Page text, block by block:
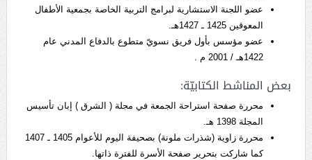
عضو اللجنة الاستشارية لبرامج التربية الخاصة بجمعية الأطفال
المعوقين 1425 ـ 1427هـ.
عضو مؤسس بأول فريق نسويّ متطوع بالدفاع المدني عام
1422هـ / 2001 م .
بعض المناشط الكتابيّة:
محررة صفحة استراحة الجمعة في مجلة ( الشرق ) إبان تأسيس
المجلة 1398 هـ.
محررة زاوية (شذرات ملونة) بصحيفة اليوم للأعوام 1405 ـ 1407
كما شاركت بتحرير صفحة الأسرة للفترة ذاتها.